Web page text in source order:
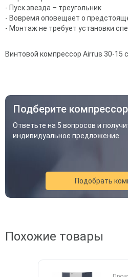
- Пуск звезда – треугольник
- Вовремя оповещает о
- Монтаж не требует установки
Винтовой компрессор Airrus 30-15
Подберите компрессор
Ответьте на 5 вопросов и
индивидуальное предложение
Подобрать
Похожие товары